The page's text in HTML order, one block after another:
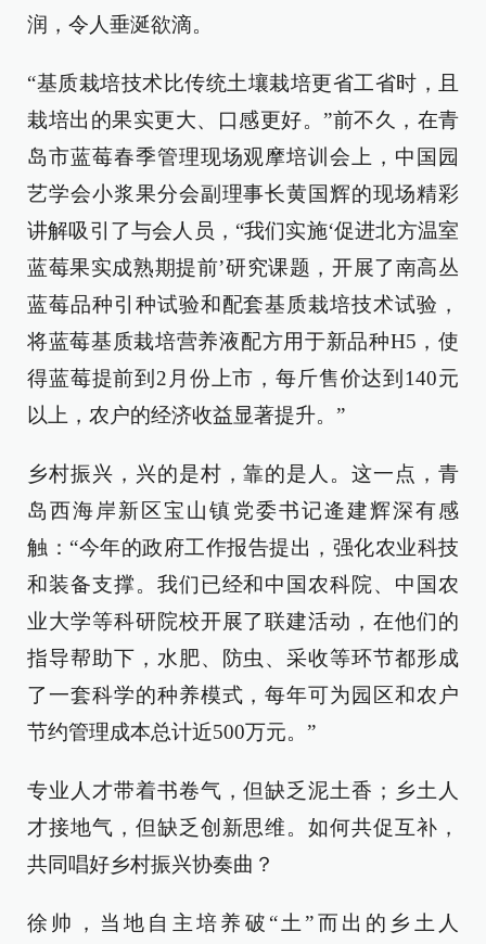
润，令人垂涎欲滴。
“基质栽培技术比传统土壤栽培更省工省时，且
栽培出的果实更大、口感更好。”前不久，在青
岛市蓝莓春季管理现场观摩培训会上，中国园
艺学会小浆果分会副理事长黄国辉的现场精彩
讲解吸引了与会人员，“我们实施‘促进北方温室
蓝莓果实成熟期提前’研究课题，开展了南高丛
蓝莓品种引种试验和配套基质栽培技术试验，
将蓝莓基质栽培营养液配方用于新品种H5，使
得蓝莓提前到2月份上市，每斤售价达到140元
以上，农户的经济收益显著提升。”
乡村振兴，兴的是村，靠的是人。这一点，青
岛西海岸新区宝山镇党委书记逄建辉深有感
触：“今年的政府工作报告提出，强化农业科技
和装备支撑。我们已经和中国农科院、中国农
业大学等科研院校开展了联建活动，在他们的
指导帮助下，水肥、防虫、采收等环节都形成
了一套科学的种养模式，每年可为园区和农户
节约管理成本总计近500万元。”
专业人才带着书卷气，但缺乏泥土香；乡土人
才接地气，但缺乏创新思维。如何共促互补，
共同唱好乡村振兴协奏曲？
徐帅，当地自主培养破“土”而出的乡土人